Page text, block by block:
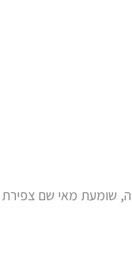
שומעת מאי שם